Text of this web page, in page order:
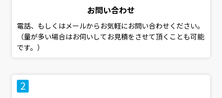
お問い合わせ
電話、もしくはメールからお気軽にお問い合わせください。
（量が多い場合はお伺いしてお見積をさせて頂くことも可能
です。）